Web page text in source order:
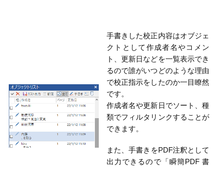
手書きした校正内容はオブジェ
クトとして作成者名やコメン
ト、更新日などを一覧表示でき
るので誰がいつどのような理由
で校正指示をしたのか一目瞭然
です。
作成者名や更新日でソート、種
類でフィルタリンクすることが
できます。
また、手書きをPDF注釈として
出力できるので「瞬簡PDF 書